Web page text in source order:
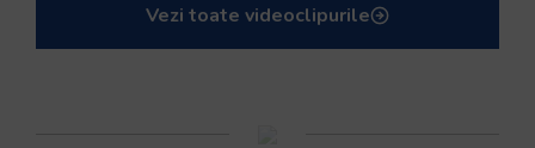
Vezi toate videoclipurile